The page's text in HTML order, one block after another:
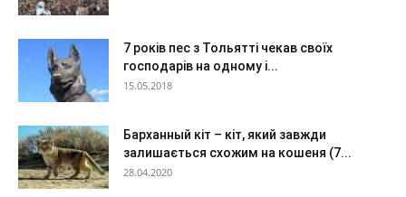
7 років пес з Тольятті чекав своїх
господарів на одному і...
15.05.2018
Барханный кіт – кіт, який завжди
залишається схожим на кошеня (7...
28.04.2020